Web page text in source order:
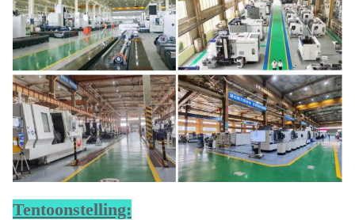
Tentoonstelling: